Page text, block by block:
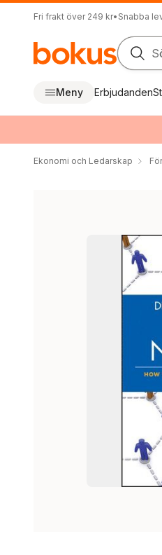
Fri frakt över 249 kr• Snabba
Meny Erbjudanden
Ekonomi och Ledarskap